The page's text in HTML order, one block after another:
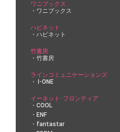
ワニブックス
ワニブックス
ハピネット
ハピネット
竹書房
竹書房
ラインコミュニケーションズ
I-ONE
イーネット･フロンティア
COOL
ENF
fantastar